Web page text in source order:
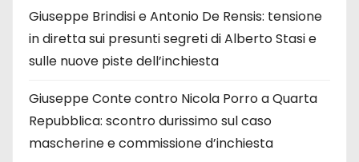
Giuseppe Brindisi e Antonio De Rensis: tensione
in diretta sui presunti segreti di Alberto Stasi e
sulle nuove piste dell’inchiesta
Giuseppe Conte contro Nicola Porro a Quarta
Repubblica: scontro durissimo sul caso
mascherine e commissione d’inchiesta